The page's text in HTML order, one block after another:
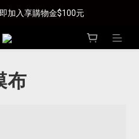
加入享購物金$100元
布